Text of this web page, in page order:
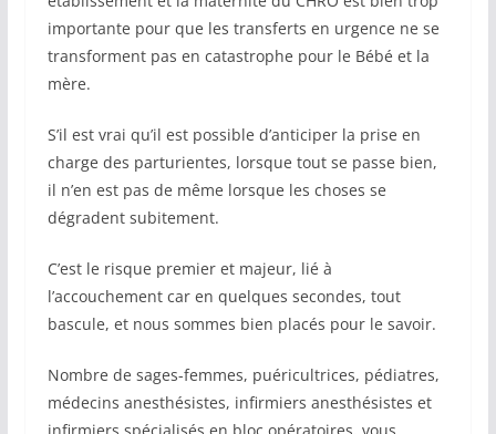
importante pour que les transferts en urgence ne se
transforment pas en catastrophe pour le Bébé et la
mère.
S’il est vrai qu’il est possible d’anticiper la prise en
charge des parturientes, lorsque tout se passe bien,
il n’en est pas de même lorsque les choses se
dégradent subitement.
C’est le risque premier et majeur, lié à
l’accouchement car en quelques secondes, tout
bascule, et nous sommes bien placés pour le savoir.
Nombre de sages-femmes, puéricultrices, pédiatres,
médecins anesthésistes, infirmiers anesthésistes et